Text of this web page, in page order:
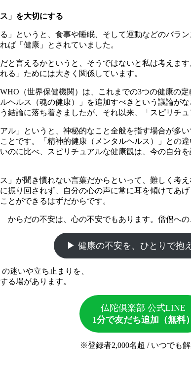
」を大切にする
」というと、食事や睡眠、そして運動などのバラ
ば「健康」とされていました。
と言えるかというと、そうではないと私は考えます
る」ためには大きく関係しています。
（世界保健機関）は、これまでの3つの健康の
ヘルス（魂の健康）」を追加すべきという議論が
結論に落ち着きましたが、それ以来、「スピリチ
ル」というと、神秘的なこと全般を指す場合が多
とです。「精神的健康（メンタルヘルス）」との
のに比べ、
スピリチュアルな健康観は、今の自分
」が聞き慣れない言葉だからといって、難しく考
振り回されず、自分の心の声に常に耳を傾けてあげ
とができるはずだからです。
からだの不安は、心の不安でもあります。僧侶への
▶ 健康の不安を、ひとりで抱
迷いや立ち止まりを、
る場があります。
仏陀倶楽部 公式LINE
1分で友だち追加（無料）
※登録者2,000名超 / いつでも